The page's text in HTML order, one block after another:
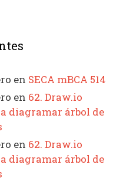
en SECA mBCA 514
en 62. Draw.io
diagramar árbol de
en 62. Draw.io
diagramar árbol de